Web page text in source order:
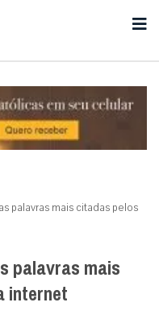
as palavras mais citadas pelos
palavras mais
internet